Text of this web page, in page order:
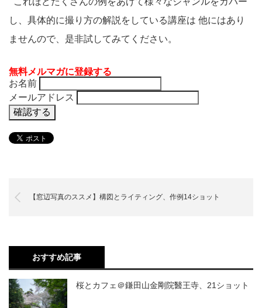
し、具体的に撮り方の解説をしている講座は 他にはあり
ませんので、是非試してみてください。
無料メルマガに登録する
お名前
メールアドレス
【窓辺写真のススメ】構図とライティング、作例14ショット
おすすめ記事
桜とカフェ＠鎌田山金剛院醫王寺、21ショット